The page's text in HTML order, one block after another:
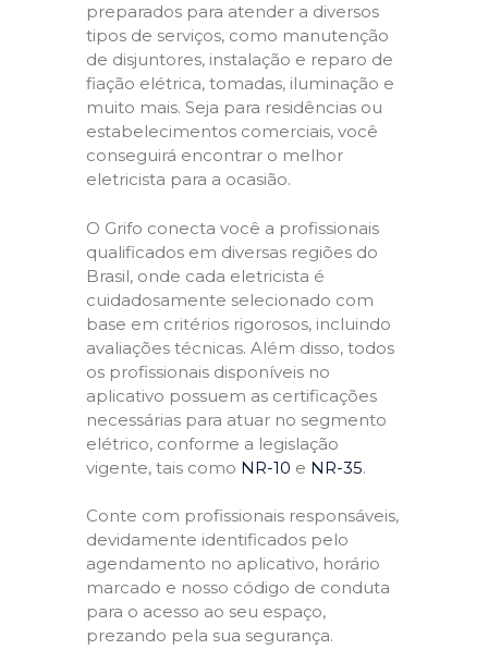
preparados para atender a diversos
tipos de serviços, como manutenção
de disjuntores, instalação e reparo de
fiação elétrica, tomadas, iluminação e
muito mais. Seja para residências ou
estabelecimentos comerciais, você
conseguirá encontrar o melhor
eletricista para a ocasião.
O Grifo conecta você a profissionais
qualificados em diversas regiões do
Brasil, onde cada eletricista é
cuidadosamente selecionado com
base em critérios rigorosos, incluindo
avaliações técnicas. Além disso, todos
os profissionais disponíveis no
aplicativo possuem as certificações
necessárias para atuar no segmento
elétrico, conforme a legislação
vigente, tais como NR-10 e NR-35.
Conte com profissionais responsáveis,
devidamente identificados pelo
agendamento no aplicativo, horário
marcado e nosso código de conduta
para o acesso ao seu espaço,
prezando pela sua segurança.